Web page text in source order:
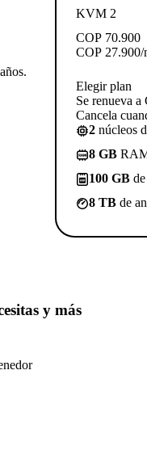
KVM 2
COP 70.900
COP 27.900/
Elegir plan
Se renueva a
Cancela
2 núcleos
8 GB
100 GB
8 TB de
y más